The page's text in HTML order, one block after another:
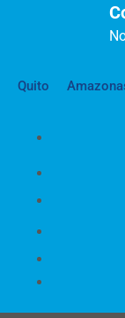
Quito